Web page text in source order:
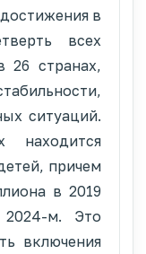
в
всех
странах,
ситуаций.
причем
в 2019
м. Это
включения